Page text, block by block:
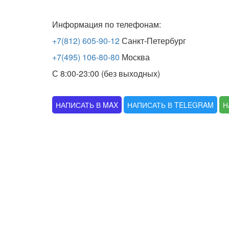
Информация по телефонам:
+7(812) 605-90-12Санкт-Петербург
+7(495) 106-80-80 Москва
С 8:00-23:00 (без выходных)
НАПИСАТЬ В MAX НАПИСАТЬ В TELEGRAM